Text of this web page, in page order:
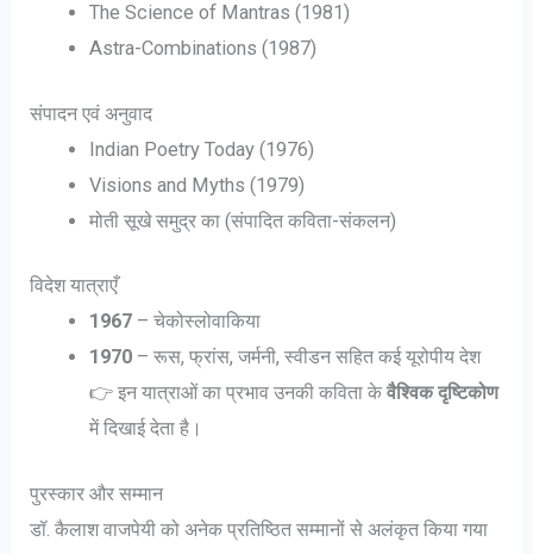
The Science of Mantras (1981)
Astra-Combinations (1987)
संपादन एवं अनुवाद
Indian Poetry Today (1976)
Visions and Myths (1979)
मोती सूखे समुद्र का (संपादित कविता-संकलन)
विदेश यात्राएँ
1967– चेकोस्लोवाकिया
1970– रूस, फ्रांस, जर्मनी, स्वीडन सहित कई यूरोपीय देश
👉 इन यात्राओं का प्रभाव उनकी कविता के वैश्विक दृष्टिकोण
में दिखाई देता है।
पुरस्कार और सम्मान
डॉ. कैलाश वाजपेयी को अनेक प्रतिष्ठित सम्मानों से अलंकृत किया गया